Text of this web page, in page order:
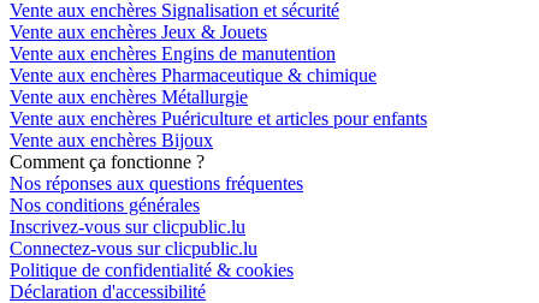
Vente aux enchères Signalisation et sécurité
Vente aux enchères Jeux & Jouets
Vente aux enchères Engins de manutention
Vente aux enchères Pharmaceutique & chimique
Vente aux enchères Métallurgie
Vente aux enchères Puériculture et articles pour enfants
Vente aux enchères Bijoux
Comment ça fonctionne ?
Nos réponses aux questions fréquentes
Nos conditions générales
Inscrivez-vous sur clicpublic.lu
Connectez-vous sur clicpublic.lu
Politique de confidentialité & cookies
Déclaration d'accessibilité